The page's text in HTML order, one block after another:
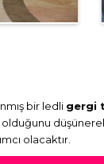
bir ledli gergi
olacaktır.